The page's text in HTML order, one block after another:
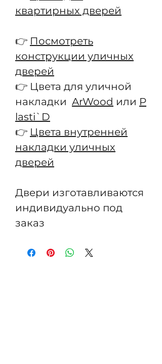
квартирных дверей
👉 Посмотреть
конструкции уличных
дверей
👉 Цвета для уличной
накладки ArWood или P
lasti`D
👉 Цвета внутренней
накладки уличных
дверей
Двери изготавливаются
индивидуально под
заказ